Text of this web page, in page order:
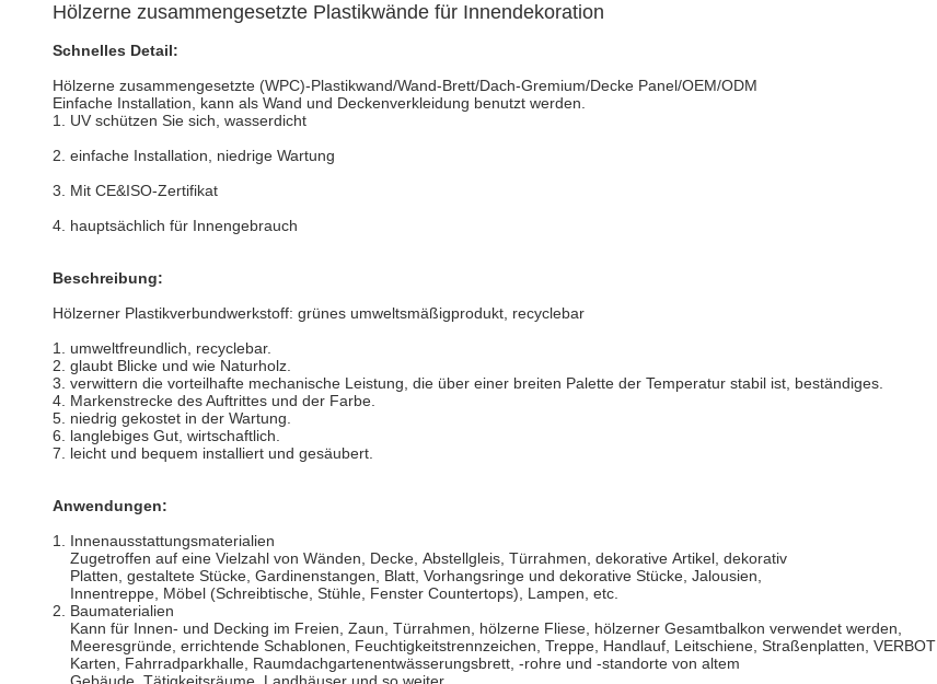
Hölzerne zusammengesetzte Plastikwände für Innendekoration
Schnelles Detail:
Hölzerne zusammengesetzte (WPC)-Plastikwand/Wand-Brett/Dach-Gremium/Decke Panel/OEM/ODM
Einfache Installation, kann als Wand und Deckenverkleidung benutzt werden.
1. UV schützen Sie sich, wasserdicht
2. einfache Installation, niedrige Wartung
3. Mit CE&ISO-Zertifikat
4. hauptsächlich für Innengebrauch
Beschreibung:
Hölzerner Plastikverbundwerkstoff: grünes umweltsmäßigprodukt, recyclebar
1. umweltfreundlich, recyclebar.
2. glaubt Blicke und wie Naturholz.
3. verwittern die vorteilhafte mechanische Leistung, die über einer breiten Palette der Temperatur stabil ist, beständiges.
4. Markenstrecke des Auftrittes und der Farbe.
5. niedrig gekostet in der Wartung.
6. langlebiges Gut, wirtschaftlich.
7. leicht und bequem installiert und gesäubert.
Anwendungen:
1. Innenausstattungsmaterialien
Zugetroffen auf eine Vielzahl von Wänden, Decke, Abstellgleis, Türrahmen, dekorative Artikel, dekorativ
Platten, gestaltete Stücke, Gardinenstangen, Blatt, Vorhangsringe und dekorative Stücke, Jalousien,
Innentreppe, Möbel (Schreibtische, Stühle, Fenster Countertops), Lampen, etc.
2. Baumaterialien
Kann für Innen- und Decking im Freien, Zaun, Türrahmen, hölzerne Fliese, hölzerner Gesamtbalkon verwendet werden,
Meeresgründe, errichtende Schablonen, Feuchtigkeitstrennzeichen, Treppe, Handlauf, Leitschiene, Straßenplatten, VERBOT
Karten, Fahrradparkhalle, Raumdachgartenentwässerungsbrett, -rohre und -standorte von altem